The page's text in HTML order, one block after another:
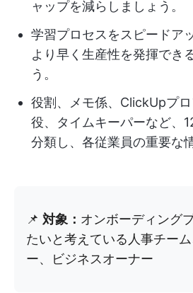
ャップを減らしましょう。
学習プロセスをスピードア
より早く生産性を発揮でき
う。
役割、メモ係、ClickUpプ
役、タイムキーパーなど、
分類し、各従業員の重要な
📌 対象： オンボーディング
たいと考えている人事チー
ー、ビジネスオーナー